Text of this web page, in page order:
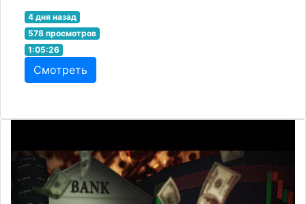
4 дня назад
578 просмотров
1:05:26
Смотреть